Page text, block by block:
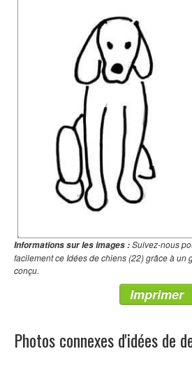
Informations sur les images :Suivez-nous
facilement ce Idées de chiens (22) grâce à un
conçu.
Imprimer
Photos connexes d'idées de